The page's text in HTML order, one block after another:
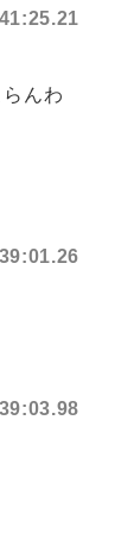
んわ